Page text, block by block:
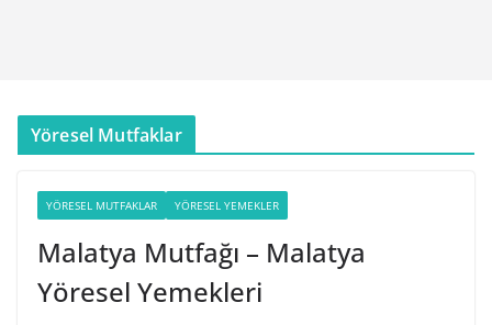
Yöresel Mutfaklar
YÖRESEL MUTFAKLAR YÖRESEL YEMEKLER
Malatya Mutfağı – Malatya
Yöresel Yemekleri